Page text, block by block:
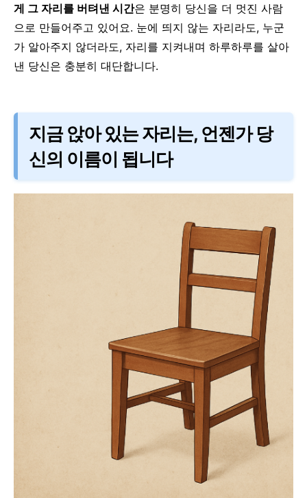
게 그 자리를 버텨낸 시간은 분명히 당신을 더 멋진 사람
으로 만들어주고 있어요. 눈에 띄지 않는 자리라도, 누군
가 알아주지 않더라도, 자리를 지켜내며 하루하루를 살아
낸 당신은 충분히 대단합니다.
지금 앉아 있는 자리는, 언젠가 당
신의 이름이 됩니다